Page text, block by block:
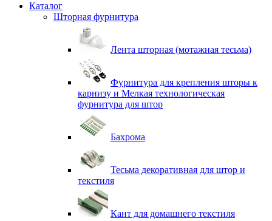
Каталог
Шторная фурнитура
Лента шторная (мотажная тесьма)
Фурнитура для крепления шторы к
карнизу и Мелкая технологическая
фурнитура для штор
Бахрома
Тесьма декоративная для штор и
текстиля
Кант для домашнего текстиля